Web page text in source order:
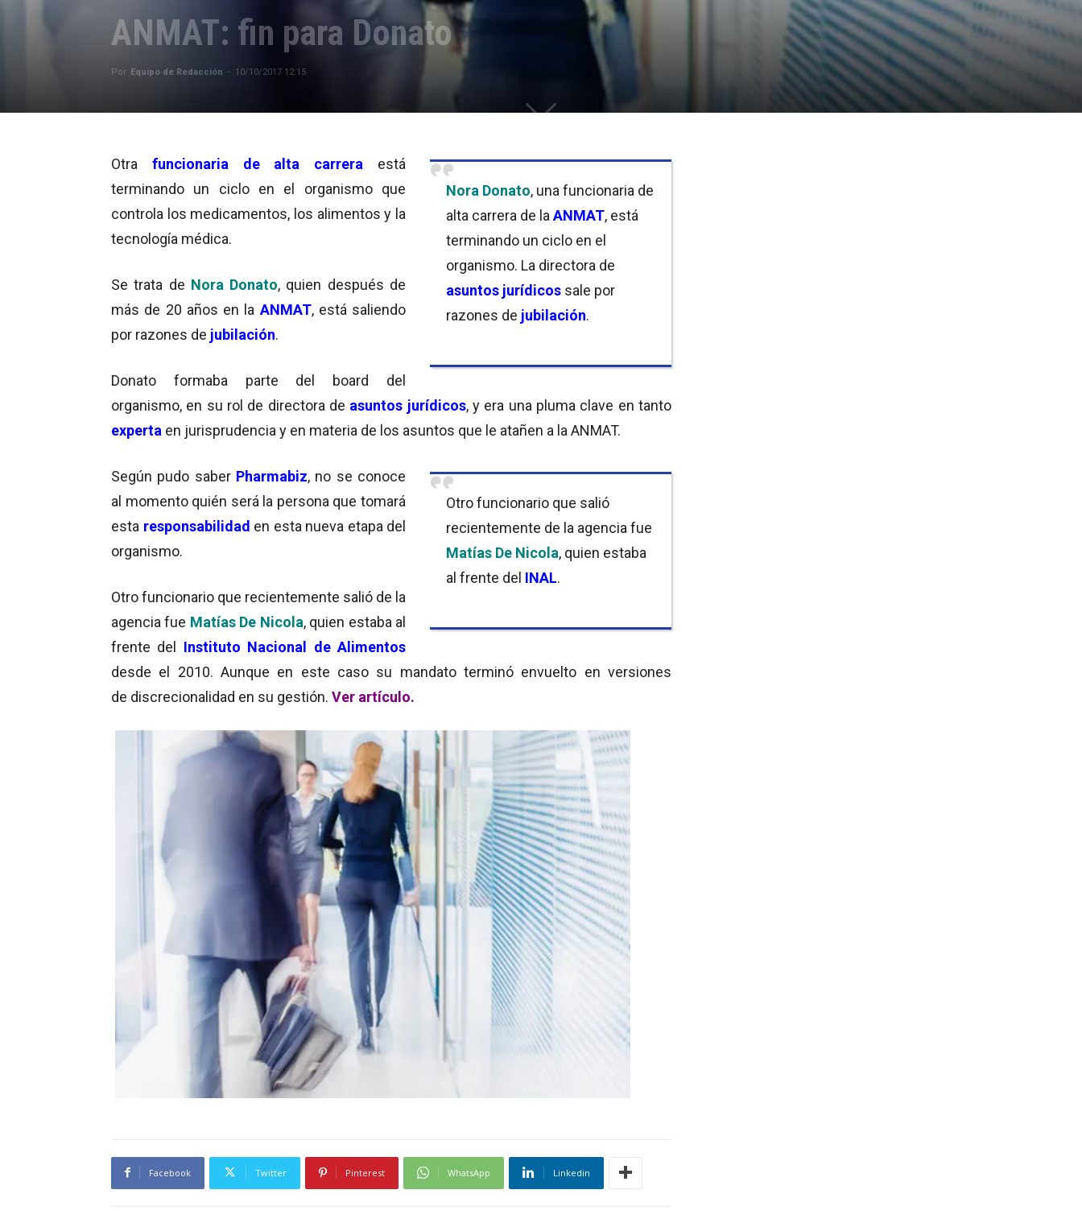
ANMAT: fin para Donato
Por Equipo de Redacción - 10/10/2017 12:15
Nora Donato, una funcionaria de
alta carrera de la ANMAT, está
terminando un ciclo en el
organismo. La directora de
asuntos jurídicos sale por
razones de jubilación.
Otra funcionaria de alta carrera está
terminando un ciclo en el organismo que
controla los medicamentos, los alimentos y la
tecnología médica.
Se trata de Nora Donato, quien después de
más de 20 años en la ANMAT, está saliendo
por razones de jubilación.
Donato formaba parte del board del
organismo, en su rol de directora de asuntos jurídicos, y era una pluma clave en tanto
experta en jurisprudencia y en materia de los asuntos que le atañen a la ANMAT.
Otro funcionario que salió
recientemente de la agencia fue
Matías De Nicola, quien estaba
al frente del INAL.
Según pudo saber Pharmabiz, no se conoce
al momento quién será la persona que tomará
esta responsabilidad en esta nueva etapa del
organismo.
Otro funcionario que recientemente salió de la
agencia fue Matías De Nicola, quien estaba al
frente del Instituto Nacional de Alimentos
desde el 2010. Aunque en este caso su mandato terminó envuelto en versiones
de discrecionalidad en su gestión. Ver artículo.
Facebook Twitter Pinterest WhatsApp Linkedin